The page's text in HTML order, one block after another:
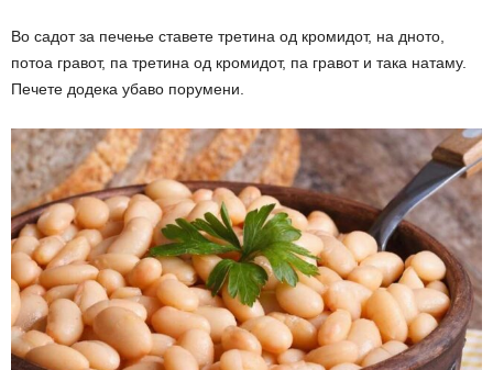
Во садот за печење ставете третина од кромидот, на дното,
потоа гравот, па третина од кромидот, па гравот и така натаму.
Печете додека убаво порумени.